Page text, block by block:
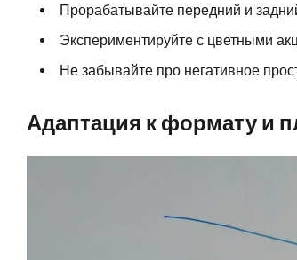
Прорабатывайте передний и
Экспериментируйте с цветными
Не забывайте про негативное
Адаптация к формату и